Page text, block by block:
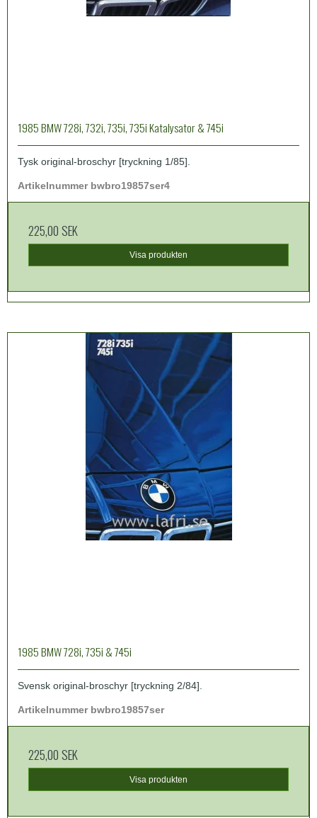
1985 BMW 728i, 732i, 735i, 735i Katalysator & 745i
Tysk original-broschyr [tryckning 1/85].
Artikelnummer bwbro19857ser4
225,00 SEK
Visa produkten
1985 BMW 728i, 735i & 745i
Svensk original-broschyr [tryckning 2/84].
Artikelnummer bwbro19857ser
225,00 SEK
Visa produkten